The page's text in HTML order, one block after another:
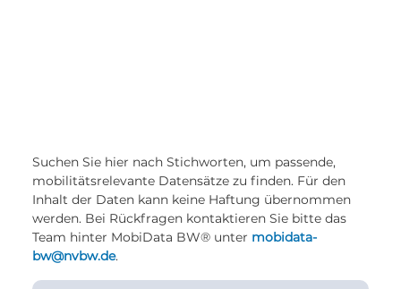
Suchen Sie hier nach Stichworten, um passende,
mobilitätsrelevante Datensätze zu finden. Für den
Inhalt der Daten kann keine Haftung übernommen
werden. Bei Rückfragen kontaktieren Sie bitte das
Team hinter MobiData BW® unter mobidata-
bw@nvbw.de.